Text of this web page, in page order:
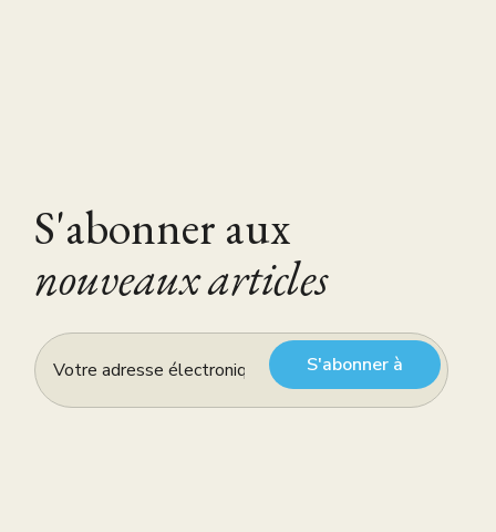
S'abonner aux
nouveaux articles
S'abonner à